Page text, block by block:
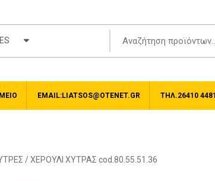
EMAIL:LIATSOS@OTENET.GR ΤΗΛ.26410
/ ΧΕΡΟΥΛΙ ΧΥΤΡΑΣ cod.80.55.51.36